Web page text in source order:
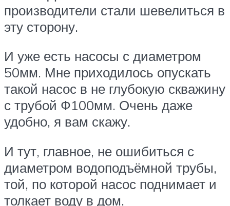
производители стали шевелиться в
эту сторону.
И уже есть насосы с диаметром
50мм. Мне приходилось опускать
такой насос в не глубокую скважину
с трубой Ф100мм. Очень даже
удобно, я вам скажу.
И тут, главное, не ошибиться с
диаметром водоподъёмной трубы,
той, по которой насос поднимает и
толкает воду в дом.